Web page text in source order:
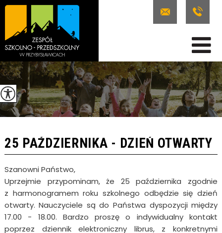
25 PAŹDZIERNIKA - DZIEŃ OTWARTY
Szanowni Państwo,
Uprzejmie przypominam, że 25 października zgodnie
z harmonogramem roku szkolnego odbędzie się dzień
otwarty. Nauczyciele są do Państwa dyspozycji między
17.00 - 18.00. Bardzo proszę o indywidualny kontakt
poprzez dziennik elektroniczny librus, z konkretnymi